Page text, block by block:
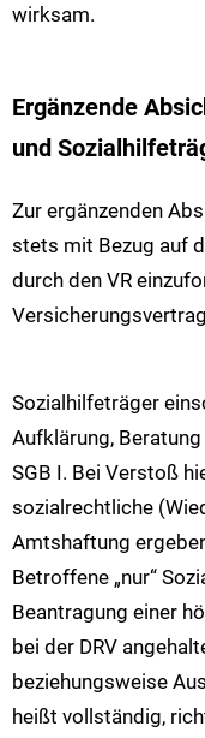
wirksam.
Ergänzende
und
Zur ergänzenden
stets mit Bezug auf
durch den VR
Sozialhilfeträger
Aufklärung,
SGB I. Bei Verstoß
sozialrechtliche
Amtshaftung
Betroffene „nur“
Beantragung einer
bei der DRV
beziehungsweise
heißt vollständig,